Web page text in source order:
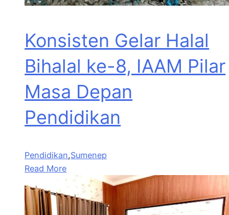
Konsisten Gelar Halal
Bihalal ke-8, IAAM Pilar
Masa Depan
Pendidikan
Pendidikan,Sumenep
Read More